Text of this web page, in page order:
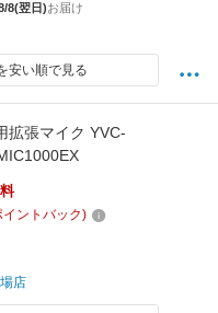
8(翌日)お届け
安い順で見る
拡張マイク YVC-
イントバック)
店